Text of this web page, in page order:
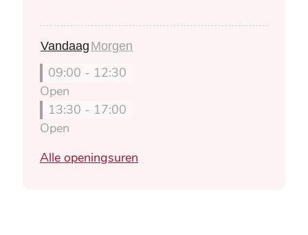
Vandaag Morgen
09:00 - 12:30
Open
13:30 - 17:00
Open
Alle openingsuren